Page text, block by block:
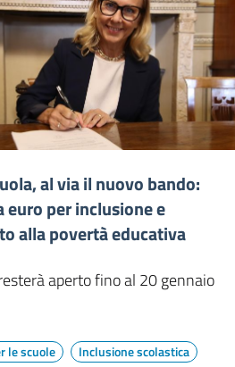
al via il nuovo bando:
euro per inclusione e
alla povertà educativa
aperto fino al 20 gennaio
le scuole Inclusione scolastica